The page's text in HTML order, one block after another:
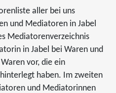
aller bei uns
und Mediatoren in Jabel
Mediatorenverzeichnis
in Jabel bei Waren und
vor, die ein
haben. Im zweiten
und Mediatorinnen